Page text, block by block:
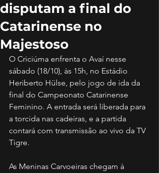
disputam a final do
Catarinense no
Majestoso
O Criciúma enfrenta o Avaí nesse
sábado (18/10), às 15h, no Estádio
Heriberto Hülse, pelo jogo de ida da
final do Campeonato Catarinense
Feminino. A entrada será liberada para
a torcida nas cadeiras, e a partida
contará com transmissão ao vivo da TV
Tigre.
As Meninas Carvoeiras chegam à